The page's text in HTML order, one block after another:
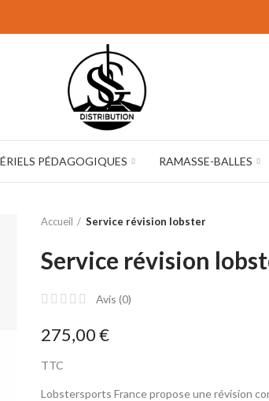
PÉDAGOGIQUES RAMASSE-BALLES
Accueil Service révision lobster
Service révision
Avis (0)
275,00 €
TTC
Lobstersports France propose une révision